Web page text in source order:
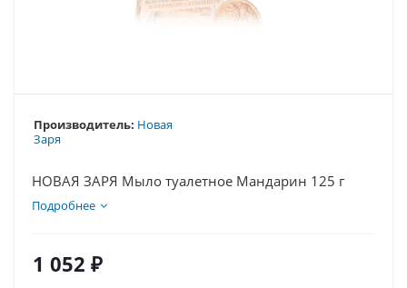
Производитель: Новая
Заря
НОВАЯ ЗАРЯ Мыло туалетное Мандарин 125 г
Подробнее
1 052 ₽